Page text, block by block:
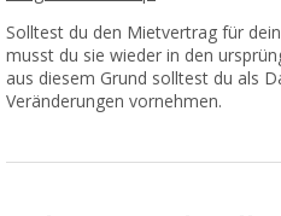
Solltest du den Mietvertrag für
musst du sie wieder in den
aus diesem Grund solltest du als
Veränderungen vornehmen.